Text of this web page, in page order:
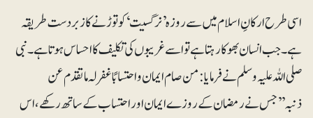
اسی طرح ارکانِ اسلام میں سے روزہ ’نرگسیت‘ کو توڑنے کا زبردست طریقہ
ہے۔ جب انسان بھوکا رہتا ہے تو اسے غریبوں کی تکلیف کا احساس ہوتا ہے۔ نبی
صلی اللہ علیہ وسلم نے فرمایا:من صام ایمان واحتسابًا غفرلہ ما تقدم عن
ذنبہ’’جس نے رمضان کے روزے ایمان اور احتساب کے ساتھ رکھے، اس